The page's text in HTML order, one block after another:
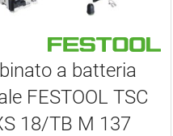
a batteria
FESTOOL TSC
18/TB M 137